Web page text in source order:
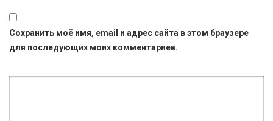
Сохранить моё имя, email и адрес сайта в этом браузере
для последующих моих комментариев.